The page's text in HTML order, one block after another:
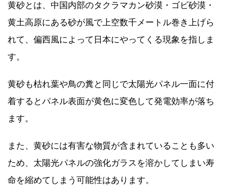
黄砂とは、中国内部のタクラマカン砂漠・ゴビ砂漠・
黄土高原にある砂が風で上空数千メートル巻き上げら
れて、偏西風によって日本にやってくる現象を指しま
す。
黄砂も枯れ葉や鳥の糞と同じで太陽光パネル一面に付
着するとパネル表面が黄色に変色して発電効率が落ち
ます。
また、黄砂には有害な物質が含まれていることも多い
ため、太陽光パネルの強化ガラスを溶かしてしまい寿
命を縮めてしまう可能性はあります。